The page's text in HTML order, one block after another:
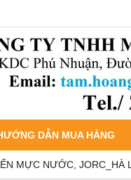
DẪN MUA HÀNG
MỰC NƯỚC, JORC_HÀ